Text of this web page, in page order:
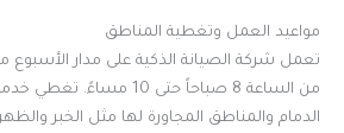
مواعيد العمل وتغطية المناطق
تعمل شركة الصيانة الذكية على مدار
من الساعة 8 صباحاً حتى 10
الدمام والمناطق المجاورة لها مثل الخبر